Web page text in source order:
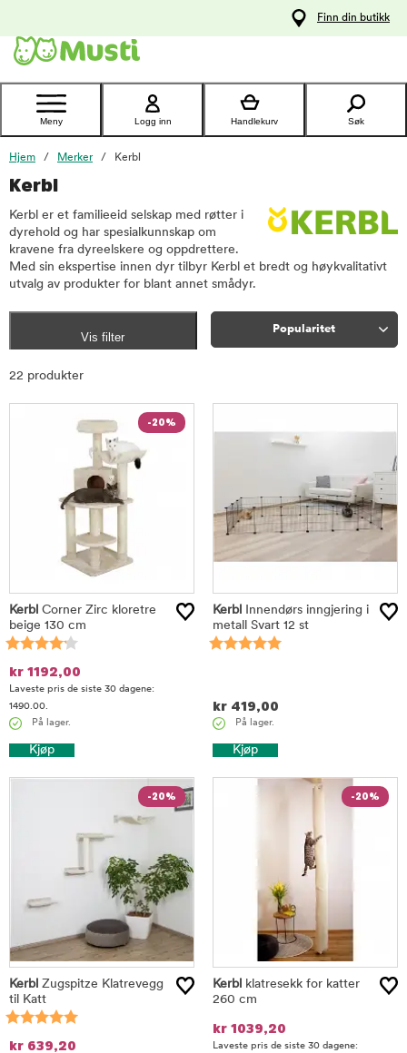
Kontakt
kundeservice
Finn din butikk
Meny Logg inn Handlekurv Søk
Hjem Merker Kerbl
Kerbl
Kerbl er et familieeid selskap med røtter i
dyrehold og har spesialkunnskap om
kravene fra dyreelskere og oppdrettere.
Med sin ekspertise innen dyr tilbyr Kerbl et bredt og høykvalitativt
utvalg av produkter for blant annet smådyr.
Vis filter
Popularitet
22 produkter
-20%
Kerbl Corner Zirc kloretre
beige 130 cm
kr 1192,00
Laveste pris de siste 30 dagene:
1490.00.
På lager.
Kjøp
Kerbl Innendørs inngjering i
metall Svart 12 st
kr 419,00
På lager.
Kjøp
-20%
Kerbl Zugspitze Klatrevegg
til Katt
kr 639,20
-20%
Kerbl klatresekk for katter
260 cm
kr 1039,20
Laveste pris de siste 30 dagene: